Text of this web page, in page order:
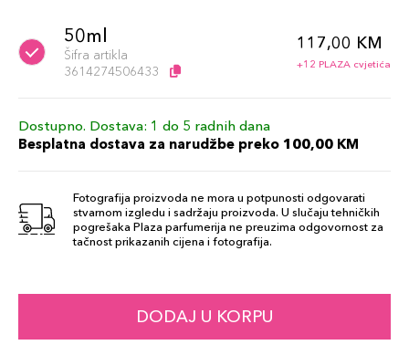
50ml
Šifra artikla
3614274506433
117,00 KM
+12 PLAZA cvjetića
Dostupno. Dostava: 1 do 5 radnih dana
Besplatna dostava za narudžbe preko 100,00 KM
Fotografija proizvoda ne mora u potpunosti odgovarati
stvarnom izgledu i sadržaju proizvoda. U slučaju tehničkih
pogrešaka Plaza parfumerija ne preuzima odgovornost za
tačnost prikazanih cijena i fotografija.
DODAJ U KORPU